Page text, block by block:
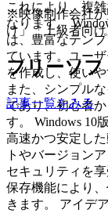
これにより、複
なります。
は、豊富なテン
ています。ユー
を作成し、使い
また、シンプル
であり、初心者
す。 Windows 10
高速かつ安定し
トやバージョン
セキュリティを
保存機能により
きます。 アイデ
※映像制作会社が
け」「上級者向
フリーソ
記事一覧をみる